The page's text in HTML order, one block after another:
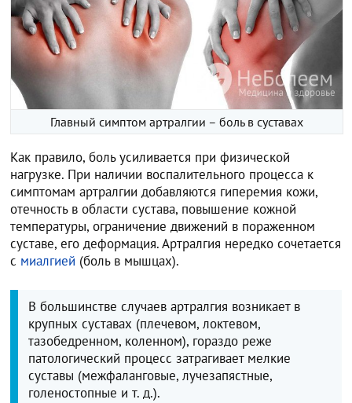
Главный симптом артралгии – боль в суставах
Как правило, боль усиливается при физической
нагрузке. При наличии воспалительного процесса к
симптомам артралгии добавляются гиперемия кожи,
отечность в области сустава, повышение кожной
температуры, ограничение движений в пораженном
суставе, его деформация. Артралгия нередко сочетается
с миалгией (боль в мышцах).
В большинстве случаев артралгия возникает в
крупных суставах (плечевом, локтевом,
тазобедренном, коленном), гораздо реже
патологический процесс затрагивает мелкие
суставы (межфаланговые, лучезапястные,
голеностопные и т. д.).